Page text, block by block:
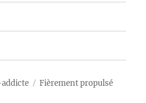
Fièrement propulsé